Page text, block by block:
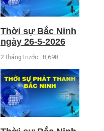
Thời sự Bắc Ninh
ngày 26-5-2026
2 tháng trước 8,698